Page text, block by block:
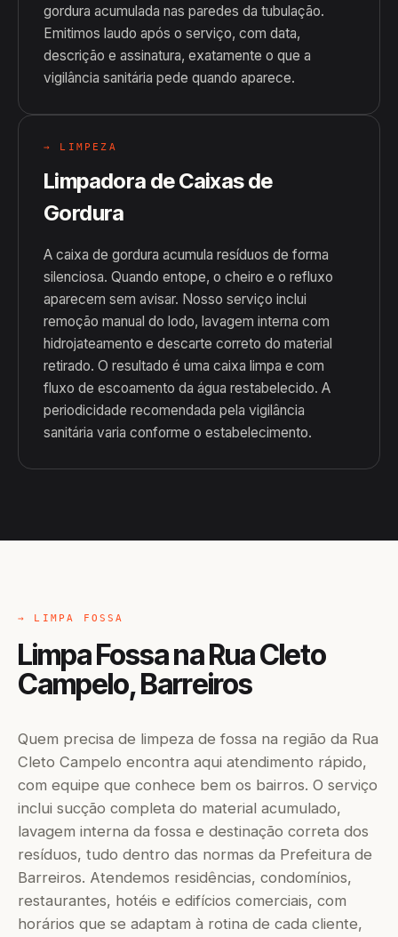
gordura acumulada nas paredes da tubulação.
Emitimos laudo após o serviço, com data,
descrição e assinatura, exatamente o que a
vigilância sanitária pede quando aparece.
→ LIMPEZA
Limpadora de Caixas de
Gordura
A caixa de gordura acumula resíduos de forma
silenciosa. Quando entope, o cheiro e o refluxo
aparecem sem avisar. Nosso serviço inclui
remoção manual do lodo, lavagem interna com
hidrojateamento e descarte correto do material
retirado. O resultado é uma caixa limpa e com
fluxo de escoamento da água restabelecido. A
periodicidade recomendada pela vigilância
sanitária varia conforme o estabelecimento.
→ LIMPA FOSSA
Limpa Fossa na Rua Cleto
Campelo, Barreiros
Quem precisa de limpeza de fossa na região da Rua
Cleto Campelo encontra aqui atendimento rápido,
com equipe que conhece bem os bairros. O serviço
inclui sucção completa do material acumulado,
lavagem interna da fossa e destinação correta dos
resíduos, tudo dentro das normas da Prefeitura de
Barreiros. Atendemos residências, condomínios,
restaurantes, hotéis e edifícios comerciais, com
horários que se adaptam à rotina de cada cliente,